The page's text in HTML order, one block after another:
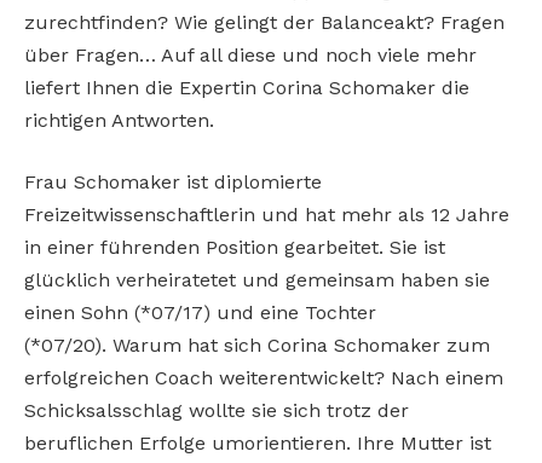
zurechtfinden? Wie gelingt der Balanceakt? Fragen
über Fragen… Auf all diese und noch viele mehr
liefert Ihnen die Expertin Corina Schomaker die
richtigen Antworten.
Frau Schomaker ist diplomierte
Freizeitwissenschaftlerin und hat mehr als 12 Jahre
in einer führenden Position gearbeitet. Sie ist
glücklich verheiratetet und gemeinsam haben sie
einen Sohn (*07/17) und eine Tochter
(*07/20). Warum hat sich Corina Schomaker zum
erfolgreichen Coach weiterentwickelt? Nach einem
Schicksalsschlag wollte sie sich trotz der
beruflichen Erfolge umorientieren. Ihre Mutter ist